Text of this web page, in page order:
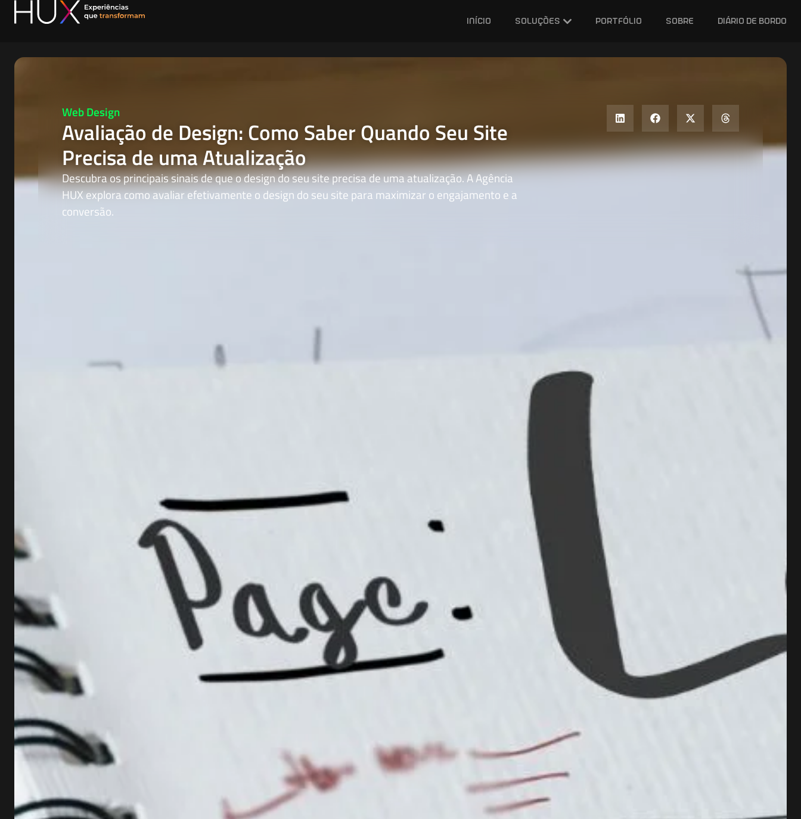
início soluções portfólio sobre diário de bordo
Web Design
Avaliação de Design: Como Saber Quando Seu Site
Precisa de uma Atualização
Descubra os principais sinais de que o design do seu site precisa de uma atualização. A Agência
HUX explora como avaliar efetivamente o design do seu site para maximizar o engajamento e a
conversão.